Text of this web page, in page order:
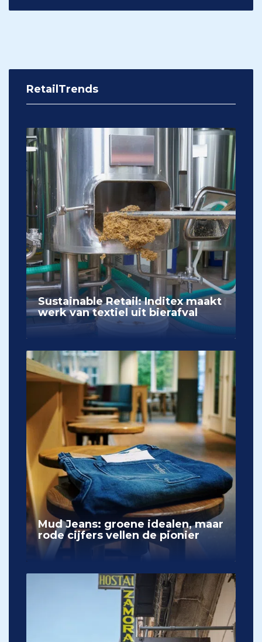
RetailTrends
Sustainable Retail: Inditex maakt
werk van textiel uit bierafval
Mud Jeans: groene idealen, maar
rode cijfers vellen de pionier